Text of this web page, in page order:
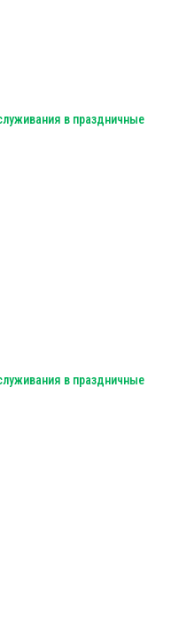
в праздничные
в праздничные